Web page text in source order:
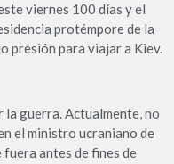
viernes 100 días y el
protémpore de la
presión para viajar a Kiev.
guerra. Actualmente, no
el ministro ucraniano de
antes de fines de